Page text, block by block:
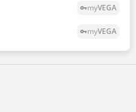
vpn_keymyVEGA
vpn_keymyVEGA